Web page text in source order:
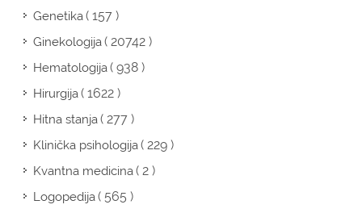
Genetika( 157 )
Ginekologija( 20742 )
Hematologija( 938 )
Hirurgija( 1622 )
Hitna stanja( 277 )
Klinička psihologija( 229 )
Kvantna medicina( 2 )
Logopedija( 565 )